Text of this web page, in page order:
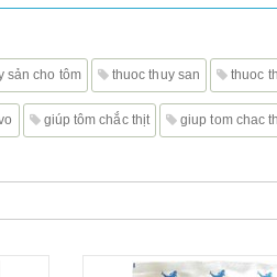
sản cho tôm thuoc thuy san thuoc
giúp tôm chắc thịt giup tom chac